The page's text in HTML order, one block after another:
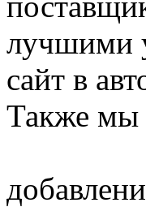
лучшими
сайт в
Также мы